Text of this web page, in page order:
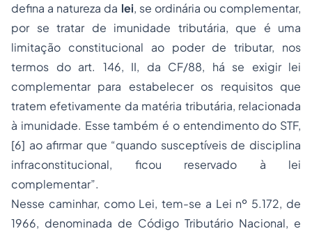
defina a natureza da lei, se ordinária ou complementar,
por se tratar de imunidade tributária, que é uma
limitação constitucional ao poder de tributar, nos
termos do art. 146, II, da CF/88, há se exigir lei
complementar para estabelecer os requisitos que
tratem efetivamente da matéria tributária, relacionada
à imunidade. Esse também é o entendimento do STF,
[6] ao afirmar que “quando susceptíveis de disciplina
infraconstitucional, ficou reservado à lei
complementar”.
Nesse caminhar, como Lei, tem-se a Lei nº 5.172, de
1966, denominada de Código Tributário Nacional, e